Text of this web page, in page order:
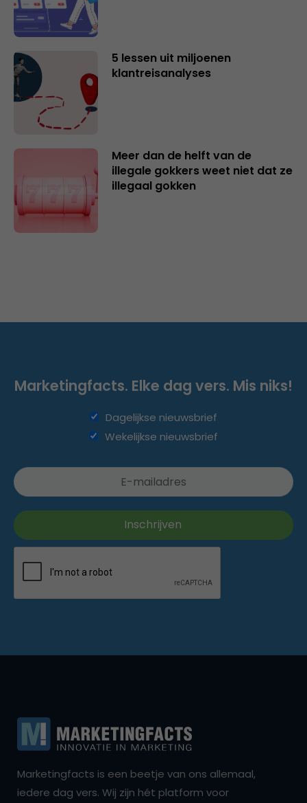
5 lessen uit miljoenen
klantreisanalyses
Meer dan de helft van de
illegale gokkers weet niet dat ze
illegaal gokken
Marketingfacts. Elke dag vers. Mis niks!
Dagelijkse nieuwsbrief
Wekelijkse nieuwsbrief
Marketingfacts is een beetje van ons allemaal,
iedere dag vers. Wij zijn hét platform voor